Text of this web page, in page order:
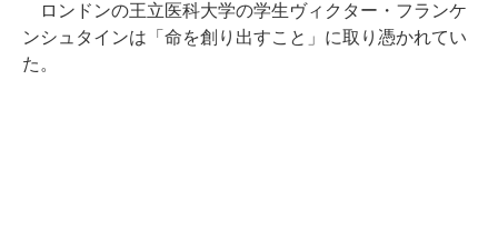
ロンドンの王立医科大学の学生ヴィクター・フランケ
ンシュタインは「命を創り出すこと」に取り憑かれてい
た。